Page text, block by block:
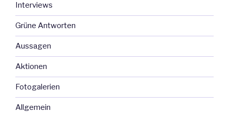
Interviews
Grüne Antworten
Aussagen
Aktionen
Fotogalerien
Allgemein